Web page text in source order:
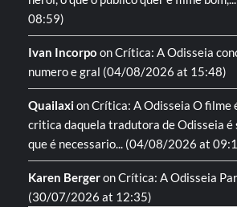
08:59)
Ivan Incorpo onCrítica: A Odisseia
numero e gral (04/08/2026 at 15:48)
QuailaxionCrítica: A Odisseia O filme
critica daquela tradutora de Odisseia é
que é necessario... (04/08/2026 at
Karen BergeronCrítica: A Odisseia
(30/07/2026 at 12:35)